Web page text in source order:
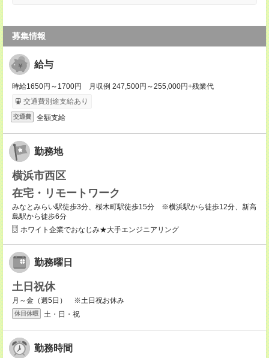
募集情報
給与
時給1650円～1700円 月収例 247,500円～255,000円+残業代
交通費別途支給あり
交通費 全額支給
勤務地
横浜市西区
在宅・リモートワーク
みなとみらい駅徒歩3分、桜木町駅徒歩15分 ※横浜駅から徒歩12分、新高
島駅から徒歩6分
ホワイト企業でおなじみ★大手エンジニアリング
勤務曜日
土日祝休
月～金（週5日） ※土日祝お休み
休日休暇 土・日・祝
勤務時間